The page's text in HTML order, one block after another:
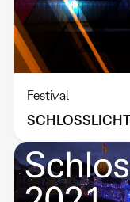
Festival